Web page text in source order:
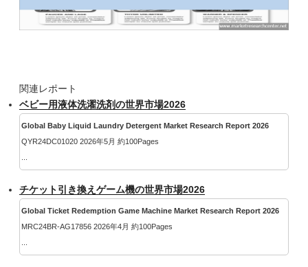
関連レポート
ベビー用液体洗濯洗剤の世界市場2026
Global Baby Liquid Laundry Detergent Market Research Report 2026
QYR24DC01020 2026年5月 約100Pages
チケット引き換えゲーム機の世界市場2026
Global Ticket Redemption Game Machine Market Research Report 2026
MRC24BR-AG17856 2026年4月 約100Pages